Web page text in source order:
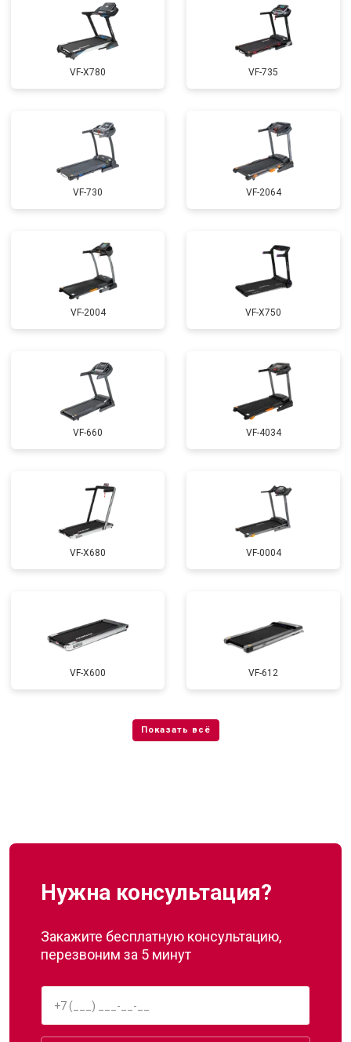
VF-X780 VF-735
VF-730 VF-2064
VF-2004 VF-X750
VF-660 VF-4034
VF-X680 VF-0004
VF-X600 VF-612
Нужна консультация?
Закажите бесплатную консультацию,
перезвоним за 5 минут